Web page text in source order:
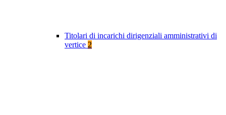
Titolari di incarichi dirigenziali amministrativi di
vertice 2